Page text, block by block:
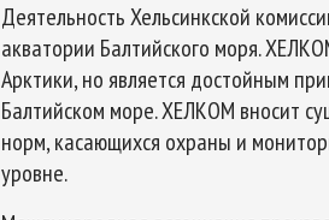
Деятельность Хельсинкской
акватории Балтийского моря.
Арктики, но является достойным
Балтийском море. ХЕЛКОМ вносит
норм, касающихся охраны и
уровне.